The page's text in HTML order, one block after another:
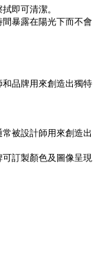
即可清潔。
暴露在陽光下而不會
品牌用來創造出獨特
被設計師用來創造出
訂製顏色及圖像呈現